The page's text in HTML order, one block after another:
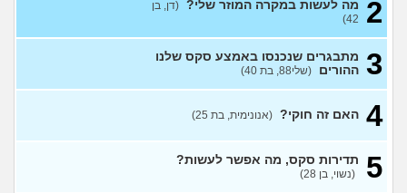
אבל בלי גוף מושך?
(נערה, בת 16)
עשיתי את זה בפעם הראשונה
עם בן מהשכבה… ועכשיו אני
מתה מפחד שהוא יספר לכולם
עצות
מפנטז על חבר טוב שלי
2 מה לעשות במקרה המוזר שלי? (דן, בן
42)
3 מתבגרים שנכנסו באמצע סקס שלנו
ההורים (שלי88, בת 40)
4 האם זה חוקי? (אנונימית, בת 25)
5 תדירות סקס, מה אפשר לעשות?
(נשוי, בן 28)